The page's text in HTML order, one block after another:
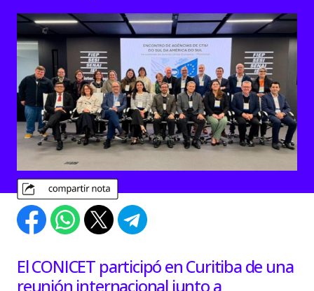
El CONICET participó en Curitiba de una
reunión internacional junto a